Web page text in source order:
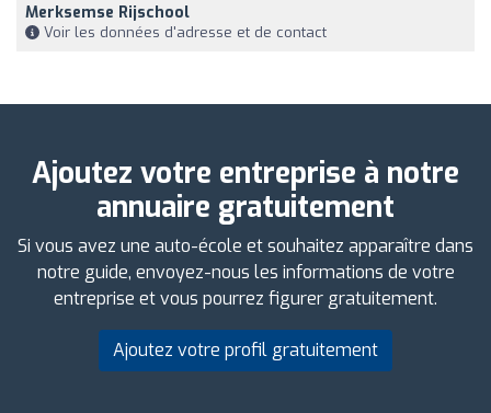
Merksemse Rijschool
Voir les données d'adresse et de contact
Ajoutez votre entreprise à notre
annuaire gratuitement
Si vous avez une auto-école et souhaitez apparaître dans
notre guide, envoyez-nous les informations de votre
entreprise et vous pourrez figurer gratuitement.
Ajoutez votre profil gratuitement